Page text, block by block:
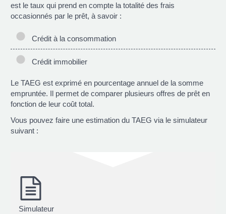
est le taux qui prend en compte la totalité des frais
occasionnés par le prêt, à savoir :
Crédit à la consommation
Crédit immobilier
Le TAEG est exprimé en pourcentage annuel de la somme
empruntée. Il permet de comparer plusieurs offres de prêt en
fonction de leur coût total.
Vous pouvez faire une estimation du TAEG via le simulateur
suivant :
Simulateur